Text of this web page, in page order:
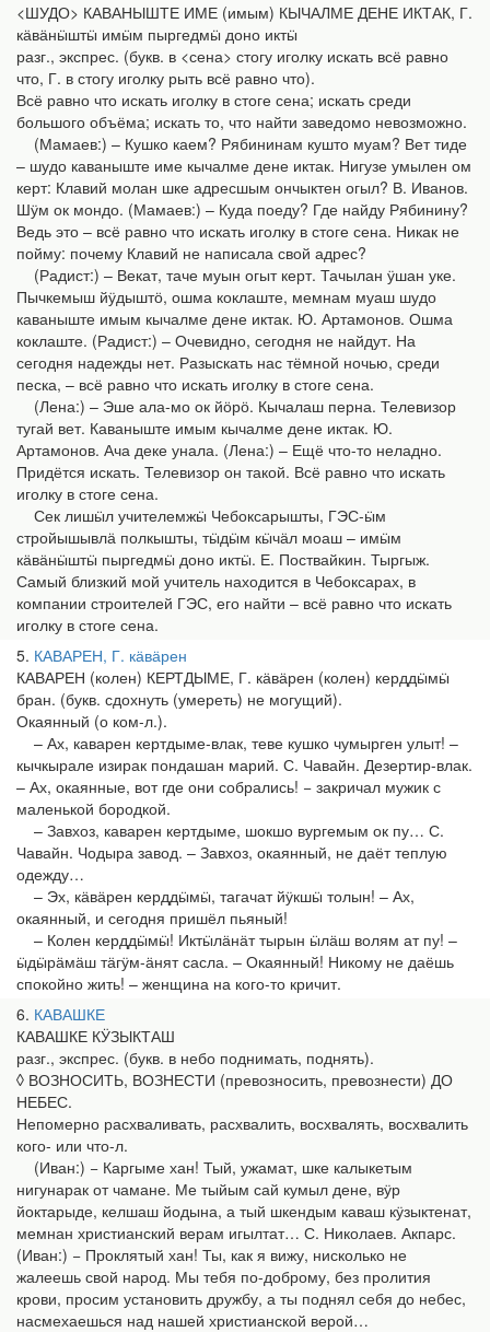
<ШУДО> КАВАНЫШТЕ ИМЕ (имым) КЫЧАЛМЕ ДЕНЕ ИКТАК, Г.
кӓвӓ­нӹштӹ имӹм пыргедмӹ доно иктӹ
разг., экспрес. (букв. в <сена> стогу иголку искать всё равно
что, Г. в стогу иголку рыть всё равно что).
Всё равно что искать иголку в стоге сена; искать среди
большого объёма; искать то, что найти заведомо невозможно.
(Мамаев:) – Кушко каем? Рябининам кушто муам? Вет тиде
– шудо каваныште име кычалме дене иктак. Нигузе умылен ом
керт: Клавий молан шке адресшым ончыктен огыл? В. Иванов.
Шӱм ок мондо. (Мамаев:) – Куда поеду? Где найду Рябинину?
Ведь это – всё равно что искать иголку в стоге сена. Никак не
пойму: почему Клавий не написала свой адрес?
(Радист:) – Векат, таче муын огыт керт. Тачылан ӱшан уке.
Пычкемыш йӱдыштӧ, ошма коклаште, мемнам муаш шудо
каваныште имым кычалме дене иктак. Ю. Артамонов. Ошма
коклаште. (Радист:) – Очевидно, сегодня не найдут. На
сегодня надежды нет. Разыскать нас тёмной ночью, среди
песка, – всё равно что искать иголку в стоге сена.
(Лена:) – Эше ала-мо ок йӧрӧ. Кычалаш перна. Телевизор
тугай вет. Каваныште имым кычалме дене иктак. Ю.
Артамонов. Ача деке унала. (Лена:) – Ещё что-то неладно.
Придётся искать. Телевизор он такой. Всё равно что искать
иголку в стоге сена.
Сек лишӹл учителемжӹ Чебоксарышты, ГЭС-ӹм
стройышывлӓ полкышты, тӹдӹм кӹчӓл моаш – имӹм
кӓвӓнӹштӹ пыргедмӹ доно иктӹ. Е. Поствайкин. Тыргыж.
Самый близкий мой учитель находится в Чебоксарах, в
компании строителей ГЭС, его найти – всё равно что искать
иголку в стоге сена.
5 КАВАРЕН, Г. кӓвӓрен
КАВАРЕН (колен) КЕРТДЫМЕ, Г. кӓвӓрен (колен) керддӹмӹ
бран. (букв. сдохнуть (умереть) не могущий).
Окаянный (о ком-л.).
– Ах, каварен кертдыме-влак, теве кушко чумырген улыт! –
кычкырале изирак пондашан марий. С. Чавайн. Дезертир-влак.
– Ах, окаянные, вот где они собрались! − закричал мужик с
маленькой бородкой.
– Завхоз, каварен кертдыме, шокшо вургемым ок пу… С.
Чавайн. Чодыра завод. – Завхоз, окаянный, не даёт теплую
одежду…
– Эх, кӓвӓрен керддӹмӹ, тагачат йӱкшӹ толын! – Ах,
окаянный, и сегодня пришёл пьяный!
– Колен керддӹмӹ! Иктӹлӓнӓт тырын ӹлӓш волям ат пу! –
ӹдӹрӓмӓш тӓгӱм-ӓнят сасла. – Окаянный! Никому не даёшь
спокойно жить! – женщина на кого-то кричит.
6 КАВАШКЕ
КАВАШКЕ КӰЗЫКТАШ
разг., экспрес. (букв. в небо поднимать, поднять).
◊ ВОЗНОСИТЬ, ВОЗНЕСТИ (превозносить, превознести) ДО
НЕБЕС.
Непомерно расхваливать, расхвалить, восхвалять, восхвалить
кого- или что-л.
(Иван:) − Каргыме хан! Тый, ужамат, шке калыкетым
нигунарак от чамане. Ме тыйым сай кумыл дене, вӱр
йоктарыде, келшаш йодына, а тый шкендым каваш кӱзыктенат,
мемнан христианский верам игылтат… С. Николаев. Акпарс.
(Иван:) − Проклятый хан! Ты, как я вижу, нисколько не
жалеешь свой народ. Мы тебя по-доброму, без пролития
крови, просим установить дружбу, а ты поднял себя до небес,
насмехаешься над нашей христианской верой…